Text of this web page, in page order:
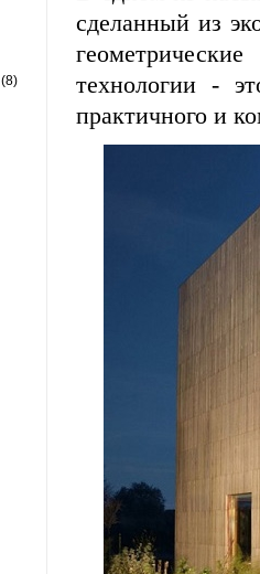
(8)
сделанный из
технологии -
практичного и